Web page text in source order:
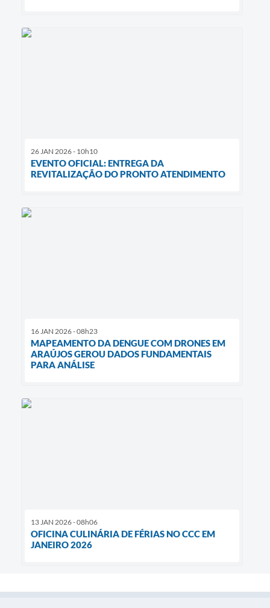
26 JAN 2026 - 10h10
EVENTO OFICIAL: ENTREGA DA
REVITALIZAÇÃO DO PRONTO ATENDIMENTO
16 JAN 2026 - 08h23
MAPEAMENTO DA DENGUE COM DRONES EM
ARAÚJOS GEROU DADOS FUNDAMENTAIS
PARA ANÁLISE
13 JAN 2026 - 08h06
OFICINA CULINÁRIA DE FÉRIAS NO CCC EM
JANEIRO 2026